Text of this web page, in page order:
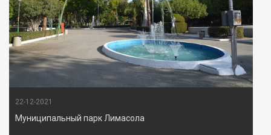
22-12-2021
Муниципальный парк Лимасола